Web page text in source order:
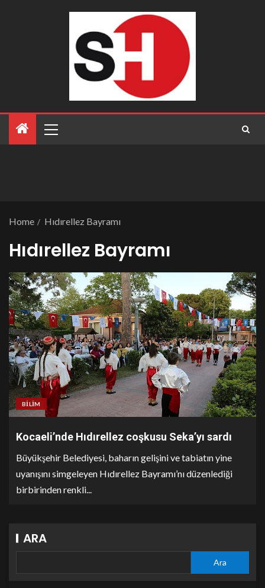
Home Hıdırellez Bayramı
Hıdırellez Bayramı
BILIM
Kocaeli’nde Hıdırellez coşkusu Seka’yı sardı
Büyükşehir Belediyesi, baharın gelişini ve tabiatın yine
uyanışını simgeleyen Hıdırellez Bayramı’nı düzenlediği
birbirinden renkli...
ARA
Ara